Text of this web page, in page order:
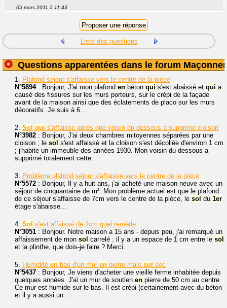
05 mars 2011 à 11:43
Liste des questions
Questions apparentées dans le forum
1. Plafond séjour s'affaisse vers le centre de la pièce
N°5894: Bonjour, J'ai mon plafond en béton qui s'est abaissé et qui a
causé des fissures sur les murs porteurs, sur le crépi de la façade
avant de la maison ainsi que des éclatements de placo sur les murs
décoratifs. Je suis à 6...
2. Sol qui s'affaisse après que voisin du dessous a supprimé cloison
N°3982 : Bonjour, J'ai deux chambres mitoyennes séparées par une
cloison ; le sol s'est affaissé et la cloison s'est décollée d'environ 1 cm
; j'habite un immeuble des années 1930. Mon voisin du dessous a
supprimé totalement cette...
3. Problème plafond séjour s'affaisse vers le centre de la pièce
N°5572 : Bonjour, Il y a huit ans, j'ai acheté une maison neuve avec un
séjour de cinquantaine de m². Mon problème actuel est que le plafond
de ce séjour s'affaisse de 7cm vers le centre de la pièce, le sol du 1er
étage s'abaisse...
4. Sol s'est affaissé de 1cm quel remède
N°3051 : Bonjour. Notre maison a 15 ans - depuis peu, j'ai remarqué un
affaissement de mon sol carrelé : il y a un espace de 1 cm entre le sol
et la plinthe, que dois-je faire ? Merci.
5. Humidité en bas d'un mur en pierre mais sol sec
N°5437 : Bonjour, Je viens d'acheter une vieille ferme inhabitée depuis
quelques années. J'ai un mur de soutien en pierre de 50 cm au centre.
Ce mur est humide sur le bas. Il est crépi (certainement avec du béton
et il y a aussi un...